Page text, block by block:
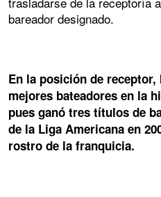
bareador designado.
En la posición de
mejores bateadores en la
pues ganó tres títulos de
de la Liga Americana en
rostro de la franquicia.